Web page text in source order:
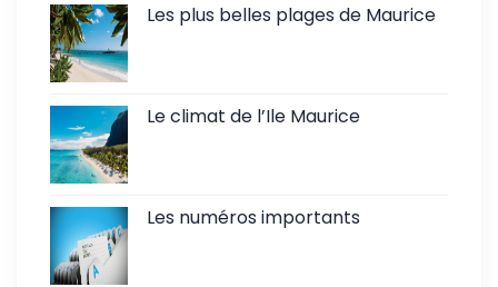
Les plus belles plages de Maurice
Le climat de l’Ile Maurice
Les numéros importants